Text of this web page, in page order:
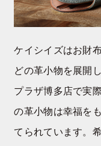
ケイシイズはお財
どの革小物を展開
プラザ博多店で実
の革小物は幸福を
てられています。